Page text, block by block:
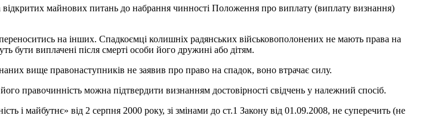
майнових питань до набрання чинності Положення про виплату (виплату визнання)
на інших. Спадкоємці колишніх радянських військовополонених не мають права на
виплачені після смерті особи його дружині або дітям.
вище правонаступників не заявив про право на спадок, воно втрачає силу.
правочинність можна підтвердити визнанням достовірності свідчень у належний спосіб.
і майбутнє» від 2 серпня 2000 року, зі змінами до ст.1 Закону від 01.09.2008, не суперечить (не